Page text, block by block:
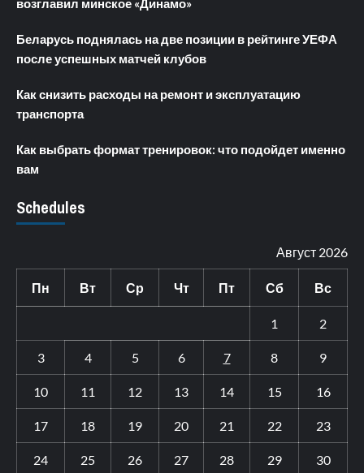
возглавил минское «Динамо»
Беларусь поднялась на две позиции в рейтинге УЕФА
после успешных матчей клубов
Как снизить расходы на ремонт и эксплуатацию
транспорта
Как выбрать формат тренировок: что подойдет именно
вам
Schedules
Август 2026
Пн Вт Ср Чт Пт Сб Вс
1 2
3 4 5 6 7 8 9
10 11 12 13 14 15 16
17 18 19 20 21 22 23
24 25 26 27 28 29 30